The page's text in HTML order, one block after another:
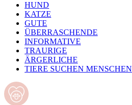
HUND
KATZE
GUTE
ÜBERRASCHENDE
INFORMATIVE
TRAURIGE
ÄRGERLICHE
TIERE SUCHEN MENSCHEN